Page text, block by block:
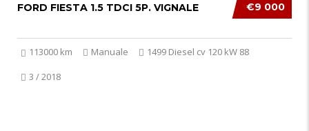
€9 000
FORD FIESTA 1.5 TDCI 5P. VIGNALE
113000 km Manuale
1499 Diesel cv 120 kW 88
3 / 2018